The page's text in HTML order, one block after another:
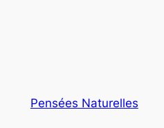
Pensées Naturelles